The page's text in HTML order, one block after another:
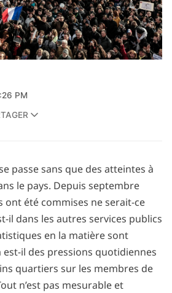
PM
passe sans que des atteintes à
le pays. Depuis septembre
ont été commises ne serait-ce
il dans les autres services publics
en la matière sont
est-il des pressions quotidiennes
quartiers sur les membres de
n’est pas mesurable et